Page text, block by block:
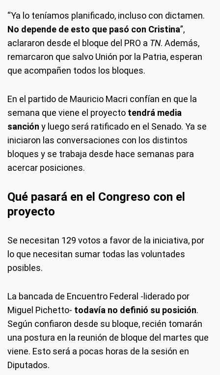
“Ya lo teníamos planificado, incluso con dictamen.
No depende de esto que pasó con Cristina”,
aclararon desde el bloque del PRO a TN. Además,
remarcaron que salvo Unión por la Patria, esperan
que acompañen todos los bloques.
En el partido de Mauricio Macri confían en que la
semana que viene el proyecto tendrá media
sanción y luego será ratificado en el Senado. Ya se
iniciaron las conversaciones con los distintos
bloques y se trabaja desde hace semanas para
acercar posiciones.
Qué pasará en el Congreso con el
proyecto
Se necesitan 129 votos a favor de la iniciativa, por
lo que necesitan sumar todas las voluntades
posibles.
La bancada de Encuentro Federal -liderado por
Miguel Pichetto- todavía no definió su posición.
Según confiaron desde su bloque, recién tomarán
una postura en la reunión de bloque del martes que
viene. Esto será a pocas horas de la sesión en
Diputados.